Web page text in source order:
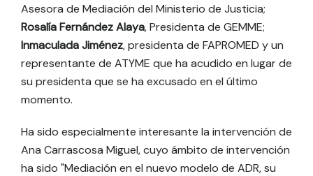
Asesora de Mediación del Ministerio de Justicia;
Rosalía Fernández Alaya, Presidenta de GEMME;
Inmaculada Jiménez, presidenta de FAPROMED y un
representante de ATYME que ha acudido en lugar de
su presidenta que se ha excusado en el último
momento.
Ha sido especialmente interesante la intervención de
Ana Carrascosa Miguel, cuyo ámbito de intervención
ha sido "Mediación en el nuevo modelo de ADR, su